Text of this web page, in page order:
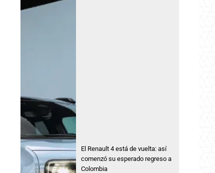
El Renault 4 está de vuelta: así
comenzó su esperado regreso a
Colombia